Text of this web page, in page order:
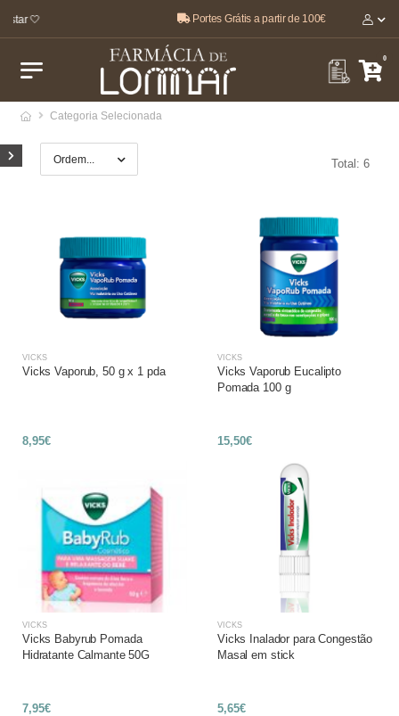
🤍 Portes Grátis a partir de 100€
0
Categoria Selecionada
Total: 6
VICKS
Vicks Vaporub, 50 g x 1 pda
8,95€
VICKS
Vicks Vaporub Eucalipto
Pomada 100 g
15,50€
VICKS
Vicks Babyrub Pomada
Hidratante Calmante 50G
7,95€
VICKS
Vicks Inalador para Congestão
Masal em stick
5,65€